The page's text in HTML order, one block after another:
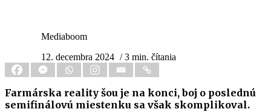
Mediaboom
12. decembra 2024 / 3 min. čítania
Farmárska reality šou je na konci, boj o poslednú
semifinálovú miestenku sa však skomplikoval.